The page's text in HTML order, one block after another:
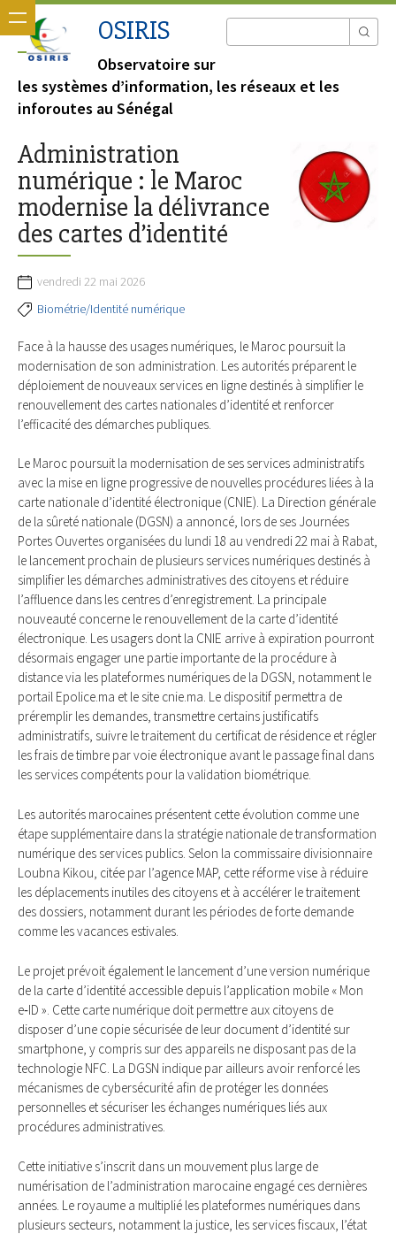
OSIRIS
Observatoire sur
les systèmes d’information, les réseaux et les
inforoutes au Sénégal
Administration
numérique : le Maroc
modernise la délivrance
des cartes d’identité
vendredi 22 mai 2026
Biométrie/Identité numérique
Face à la hausse des usages numériques, le Maroc poursuit la
modernisation de son administration. Les autorités préparent le
déploiement de nouveaux services en ligne destinés à simplifier le
renouvellement des cartes nationales d’identité et renforcer
l’efficacité des démarches publiques.
Le Maroc poursuit la modernisation de ses services administratifs
avec la mise en ligne progressive de nouvelles procédures liées à la
carte nationale d’identité électronique (CNIE). La Direction générale
de la sûreté nationale (DGSN) a annoncé, lors de ses Journées
Portes Ouvertes organisées du lundi 18 au vendredi 22 mai à Rabat,
le lancement prochain de plusieurs services numériques destinés à
simplifier les démarches administratives des citoyens et réduire
l’affluence dans les centres d’enregistrement. La principale
nouveauté concerne le renouvellement de la carte d’identité
électronique. Les usagers dont la CNIE arrive à expiration pourront
désormais engager une partie importante de la procédure à
distance via les plateformes numériques de la DGSN, notamment le
portail Epolice.ma et le site cnie.ma. Le dispositif permettra de
préremplir les demandes, transmettre certains justificatifs
administratifs, suivre le traitement du certificat de résidence et régler
les frais de timbre par voie électronique avant le passage final dans
les services compétents pour la validation biométrique.
Les autorités marocaines présentent cette évolution comme une
étape supplémentaire dans la stratégie nationale de transformation
numérique des services publics. Selon la commissaire divisionnaire
Loubna Kikou, citée par l’agence MAP, cette réforme vise à réduire
les déplacements inutiles des citoyens et à accélérer le traitement
des dossiers, notamment durant les périodes de forte demande
comme les vacances estivales.
Le projet prévoit également le lancement d’une version numérique
de la carte d’identité accessible depuis l’application mobile « Mon
e‑ID ». Cette carte numérique doit permettre aux citoyens de
disposer d’une copie sécurisée de leur document d’identité sur
smartphone, y compris sur des appareils ne disposant pas de la
technologie NFC. La DGSN indique par ailleurs avoir renforcé les
mécanismes de cybersécurité afin de protéger les données
personnelles et sécuriser les échanges numériques liés aux
procédures administratives.
Cette initiative s’inscrit dans un mouvement plus large de
numérisation de l’administration marocaine engagé ces dernières
années. Le royaume a multiplié les plateformes numériques dans
plusieurs secteurs, notamment la justice, les services fiscaux, l’état